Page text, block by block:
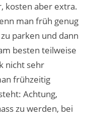
kosten aber extra.
man früh genug
parken und dann
besten teilweise
nicht sehr
frühzeitig
Achtung,
zu werden, bei